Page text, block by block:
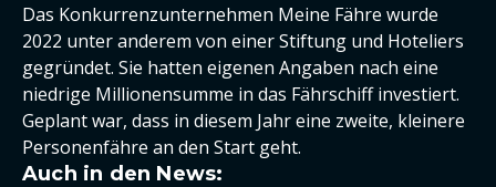
Das Konkurrenzunternehmen Meine Fähre wurde
2022 unter anderem von einer Stiftung und Hoteliers
gegründet. Sie hatten eigenen Angaben nach eine
niedrige Millionensumme in das Fährschiff investiert.
Geplant war, dass in diesem Jahr eine zweite, kleinere
Personenfähre an den Start geht.
Auch in den News: